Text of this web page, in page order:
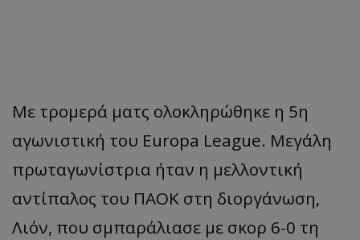
Με τρομερά ματς ολοκληρώθηκε η 5η
αγωνιστική του Europa League. Μεγάλη
πρωταγωνίστρια ήταν η μελλοντική
αντίπαλος του ΠΑΟΚ στη διοργάνωση,
Λιόν, που σμπαράλιασε με σκορ 6-0 τη